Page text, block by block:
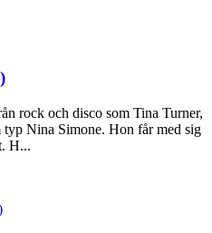
rock och disco som Tina Turner,
Nina Simone. Hon får med sig
H...